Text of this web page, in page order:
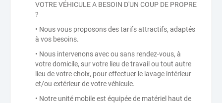
VOTRE VÉHICULE A BESOIN D'UN COUP DE PROPRE
?
• Nous vous proposons des tarifs attractifs, adaptés
à vos besoins.
• Nous intervenons avec ou sans rendez-vous, à
votre domicile, sur votre lieu de travail ou tout autre
lieu de votre choix, pour effectuer le lavage intérieur
et/ou extérieur de votre véhicule.
• Notre unité mobile est équipée de matériel haut de